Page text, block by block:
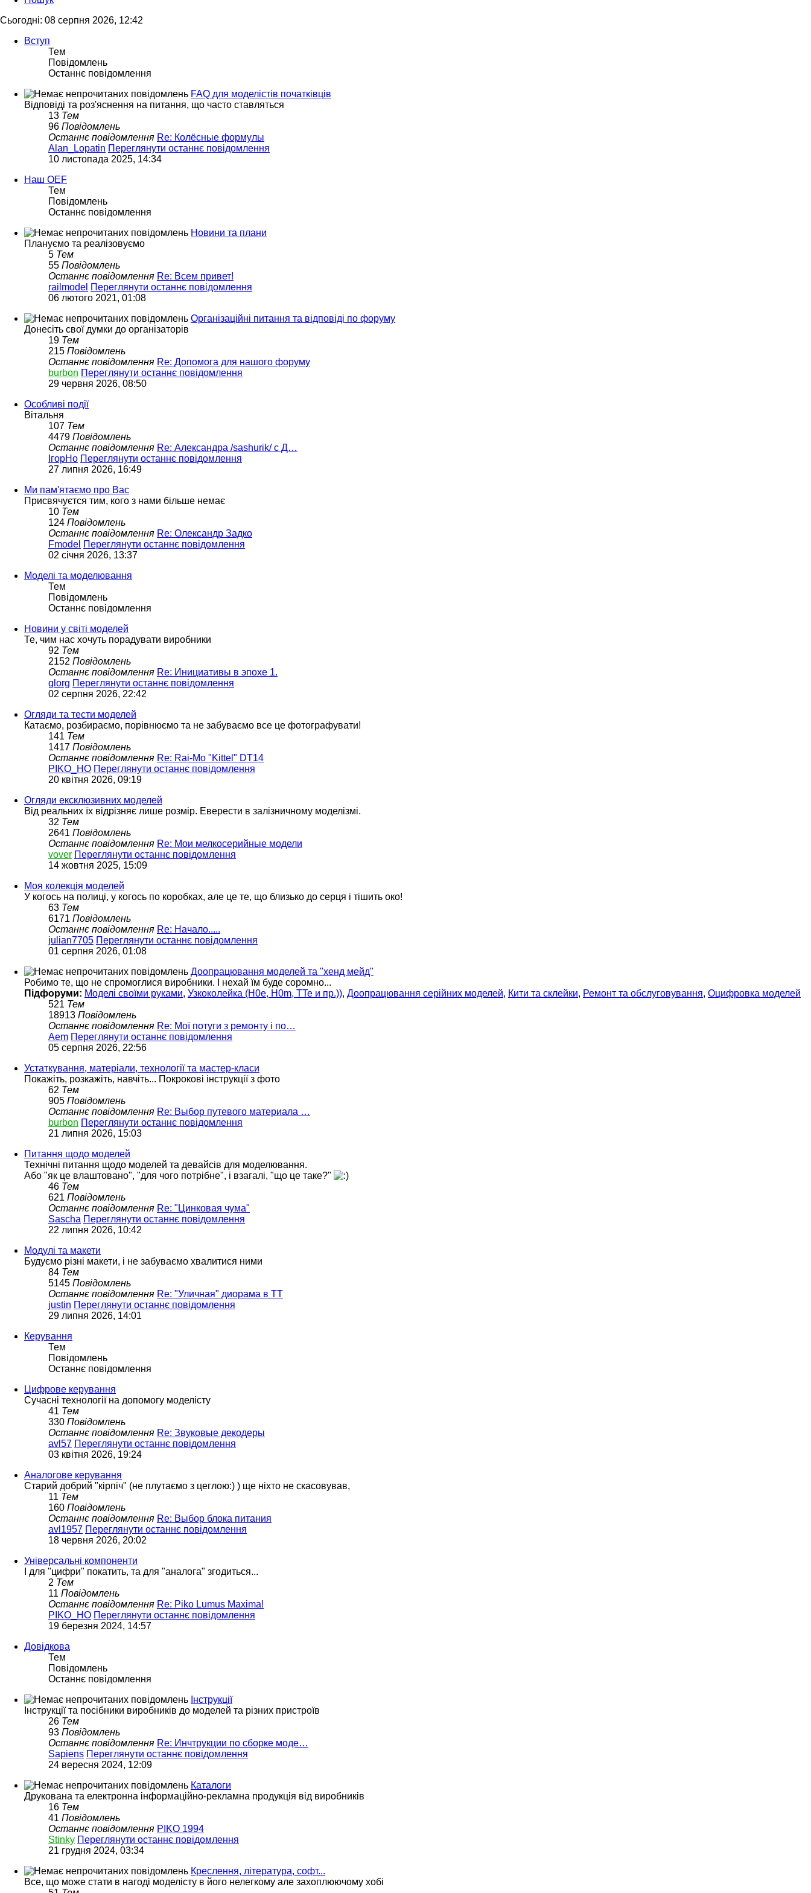
Сьогодні: 08 серпня 2026, 12:42
Вступ
Тем
Повідомлень
Останнє повідомлення
FAQ для моделістів початківців
Відповіді та роз'яснення на питання, що часто ставляться
13 Тем
96 Повідомлень
Останнє повідомлення Re: Колёсные формулы
Alan_Lopatin Переглянути останнє повідомлення
10 листопада 2025, 14:34
Наш OEF
Тем
Повідомлень
Останнє повідомлення
Новини та плани
Плануємо та реалізовуємо
5 Тем
55 Повідомлень
Останнє повідомлення Re: Всем привет!
railmodel
Переглянути останнє повідомлення
06 лютого 2021, 01:08
Організаційні питання та відповіді по форуму
Донесіть свої думки до організаторів
19 Тем
215 Повідомлень
Останнє повідомлення Re: Допомога для нашого форуму
burbon Переглянути останнє повідомлення
29 червня 2026, 08:50
Особливі події
Вітальня
107 Тем
4479 Повідомлень
Останнє повідомлення Re: Александра /sashurik/ с Д…
ІгорНо Переглянути останнє повідомлення
27 липня 2026, 16:49
Ми пам'ятаємо про Вас
Присвячуєтся тим, кого з нами більше немає
10 Тем
124 Повідомлень
Останнє повідомлення Re: Олександр Задко
Fmodel
Переглянути останнє повідомлення
02 січня 2026, 13:37
Моделі та моделювання
Тем
Повідомлень
Останнє повідомлення
Новини у світі моделей
Те, чим нас хочуть порадувати виробники
92 Тем
2152 Повідомлень
Останнє повідомлення Re: Инициативы в эпохе 1.
glorg Переглянути останнє повідомлення
02 серпня 2026, 22:42
Огляди та тести моделей
Катаємо, розбираємо, порівнюємо та не забуваємо все це фотографувати!
141 Тем
1417 Повідомлень
Останнє повідомлення Re: Rai-Mo "Kittel" DT14
PIKO_HO Переглянути останнє повідомлення
20 квітня 2026, 09:19
Огляди ексклюзивних моделей
Від реальних їх відрізняє лише розмір. Еверести в залізничному моделізмі.
32 Тем
2641 Повідомлень
Останнє повідомлення Re: Мои мелкосерийные модели
vover Переглянути останнє повідомлення
14 жовтня 2025, 15:09
Моя колекція моделей
У когось на полиці, у когось по коробках, але це те, що близько до серця і тішить око!
63 Тем
6171 Повідомлень
Останнє повідомлення Re: Начало.....
julian7705 Переглянути останнє повідомлення
01 серпня 2026, 01:08
Доопрацювання моделей та "хенд мейд"
Робимо те, що не спромоглися виробники. І нехай їм буде соромно...
Підфоруми: Моделі своїми руками, Узкоколейка (H0e, H0m, TTe и пр.)), Доопрацювання серійних моделей, Кити та склейки, Ремонт та обслуговування, Оцифровка моделей
521 Тем
18913 Повідомлень
Останнє повідомлення Re: Мої потуги з ремонту і по…
Aem Переглянути останнє повідомлення
05 серпня 2026, 22:56
Устаткування, матеріали, технології та мастер-класи
Покажіть, розкажіть, навчіть... Покрокові інструкції з фото
62 Тем
905 Повідомлень
Останнє повідомлення Re: Выбор путевого материала …
burbon Переглянути останнє повідомлення
21 липня 2026, 15:03
Питання щодо моделей
Технічні питання щодо моделей та девайсів для моделювання.
Або "як це влаштовано", "для чого потрібне", і взагалі, "що це таке?"
46 Тем
621 Повідомлень
Останнє повідомлення Re: "Цинковая чума"
Sascha Переглянути останнє повідомлення
22 липня 2026, 10:42
Модулі та макети
Будуємо різні макети, і не забуваємо хвалитися ними
84 Тем
5145 Повідомлень
Останнє повідомлення Re: "Уличная" диорама в ТТ
justin Переглянути останнє повідомлення
29 липня 2026, 14:01
Керування
Тем
Повідомлень
Останнє повідомлення
Цифрове керування
Сучасні технології на допомогу моделісту
41 Тем
330 Повідомлень
Останнє повідомлення Re: Звуковые декодеры
avl57 Переглянути останнє повідомлення
03 квітня 2026, 19:24
Аналогове керування
Старий добрий "кірпіч" (не плутаємо з цеглою:) ) ще ніхто не скасовував,
11 Тем
160 Повідомлень
Останнє повідомлення Re: Выбор блока питания
avl1957 Переглянути останнє повідомлення
18 червня 2026, 20:02
Універсальні компоненти
І для "цифри" покатить, та для "аналога" згодиться...
2 Тем
11 Повідомлень
Останнє повідомлення Re: Piko Lumus Maxima!
PIKO_HO Переглянути останнє повідомлення
19 березня 2024, 14:57
Довідкова
Тем
Повідомлень
Останнє повідомлення
Інструкції
Інструкції та посібники виробників до моделей та різних пристроїв
26 Тем
93 Повідомлень
Останнє повідомлення Re: Инчтрукции по сборке моде…
Sapiens Переглянути останнє повідомлення
24 вересня 2024, 12:09
Каталоги
Друкована та електронна інформаційно-рекламна продукція від виробників
16 Тем
41 Повідомлень
Останнє повідомлення PIKO 1994
Stinky Переглянути останнє повідомлення
21 грудня 2024, 03:34
Креслення, література, софт...
Все, що може стати в нагоді моделісту в його нелегкому але захоплюючому хобі